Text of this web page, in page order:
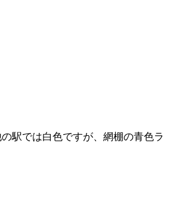
駅では白色ですが、網棚の青色ラ